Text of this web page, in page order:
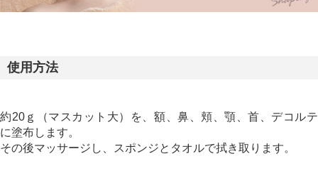
使用方法
約20ｇ（マスカット大）を、額、鼻、頬、顎、首、デコルテ
に塗布します。
その後マッサージし、スポンジとタオルで拭き取ります。